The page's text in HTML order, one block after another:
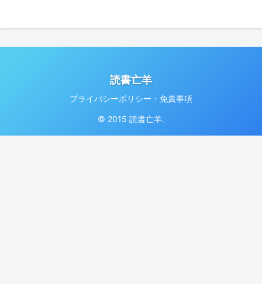
読書亡羊
プライバシーポリシー・免責事項
© 2015 読書亡羊.